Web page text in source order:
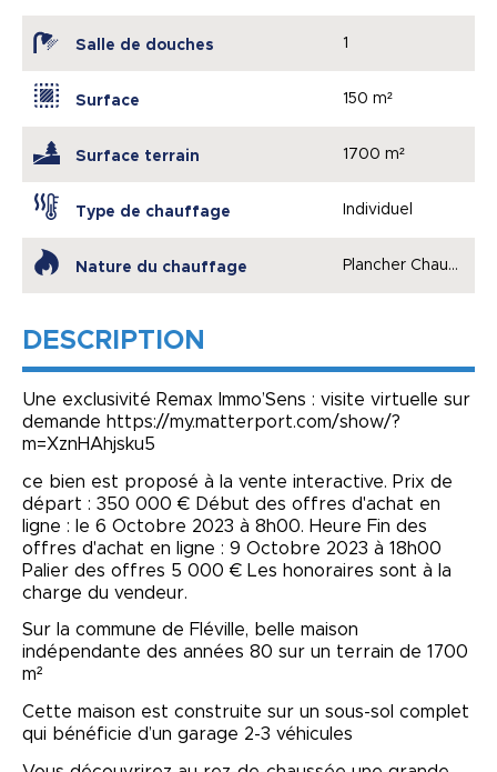
Salle de douches 1
Surface 150 m²
Surface terrain 1700 m²
Type de chauffage Individuel
Nature du chauffage Plancher Chauffant
DESCRIPTION
Une exclusivité Remax Immo’Sens : visite virtuelle sur
demande https://my.matterport.com/show/?
m=XznHAhjsku5
ce bien est proposé à la vente interactive. Prix de
départ : 350 000 € Début des offres d'achat en
ligne : le 6 Octobre 2023 à 8h00. Heure Fin des
offres d'achat en ligne : 9 Octobre 2023 à 18h00
Palier des offres 5 000 € Les honoraires sont à la
charge du vendeur.
Sur la commune de Fléville, belle maison
indépendante des années 80 sur un terrain de 1700
m²
Cette maison est construite sur un sous-sol complet
qui bénéficie d’un garage 2-3 véhicules